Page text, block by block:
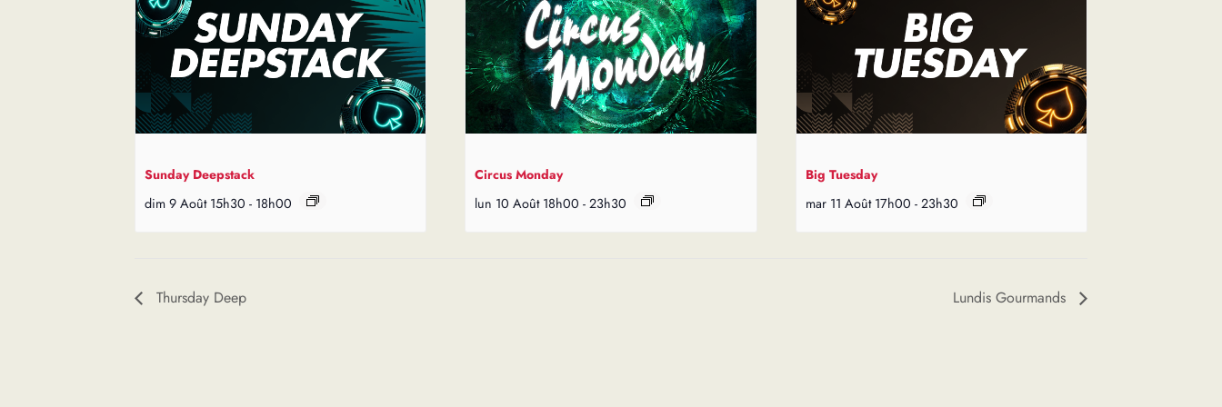
Sunday Deepstack
dim 9 Août 15h30 - 18h00
Circus Monday
lun 10 Août 18h00 - 23h30
Big Tuesday
mar 11 Août 17h00 - 23h30
Thursday Deep Lundis Gourmands